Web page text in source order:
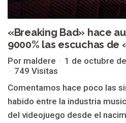
«Breaking Bad» hace
9000% las escuchas de
Por maldere
1 de octubre
749 Visitas
Comentamos hace poco las
habido entre la industria
del videojuego desde el